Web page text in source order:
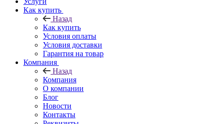
Как купить
Назад
Как купить
Условия оплаты
Условия доставки
Гарантия на товар
Компания
Назад
Компания
О компании
Блог
Новости
Контакты